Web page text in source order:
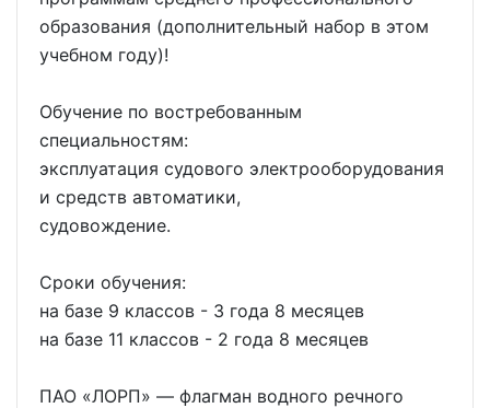
образования (дополнительный набор в этом
учебном году)!
Обучение по востребованным
специальностям:
эксплуатация судового электрооборудования
и средств автоматики,
судовождение.
Сроки обучения:
на базе 9 классов - 3 года 8 месяцев
на базе 11 классов - 2 года 8 месяцев
ПАО «ЛОРП» — флагман водного речного